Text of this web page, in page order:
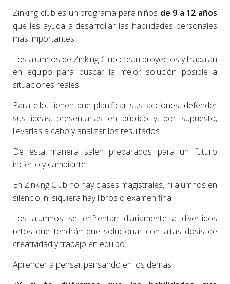
Zinking club es un programa para niños de 9 a 12 años
que les ayuda a desarrollar las habilidades personales
más importantes.
Los alumnos de Zinking Club crean proyectos y trabajan
en equipo para buscar la mejor solución posible a
situaciones reales.
Para ello, tienen que planificar sus acciones, defender
sus ideas, presentarlas en público y, por supuesto,
llevarlas a cabo y analizar los resultados.
De esta manera salen preparados para un futuro
incierto y cambiante.
En Zinking Club no hay clases magistrales, ni alumnos en
silencio, ni siquiera hay libros o examen final.
Los alumnos se enfrentan diariamente a divertidos
retos que tendrán que solucionar con altas dosis de
creatividad y trabajo en equipo.
Aprender a pensar pensando en los demás